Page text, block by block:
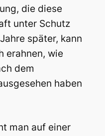
die diese
unter Schutz
später, kann
erahnen, wie
dem
haben
man auf einer